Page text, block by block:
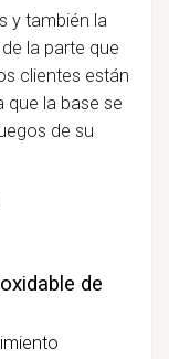
y también la
la parte que
clientes están
que la base se
de su
de